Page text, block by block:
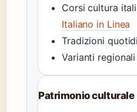
Corsi cultura
Italiano in Linea
Tradizioni
Varianti
Patrimonio culturale